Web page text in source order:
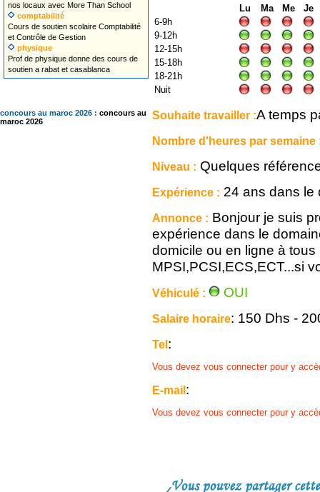
nos locaux avec More Than School
comptabilité
Cours de soutien scolaire Comptabilité
et Contrôle de Gestion
physique
Prof de physique donne des cours de
soutien a rabat et casablanca
concours au maroc 2026 : concours au
maroc 2026
Lu Ma Me
Je
6-9h
9-12h
12-15h
15-18h
18-21h
Nuit
Souhaite travailler :A temps
Nombre d'heures par semaine
Niveau : Quelques
Expérience : 24 ans dans le
Annonce : Bonjour je suis
expérience dans le
domicile ou en ligne à
MPSI,PCSI,ECS,ECT...si
Véhiculé : OUI
Salaire horaire: 150 Dhs -
Tel:
Vous devez vous connecter pour y
E-mail:
Vous devez vous connecter pour y